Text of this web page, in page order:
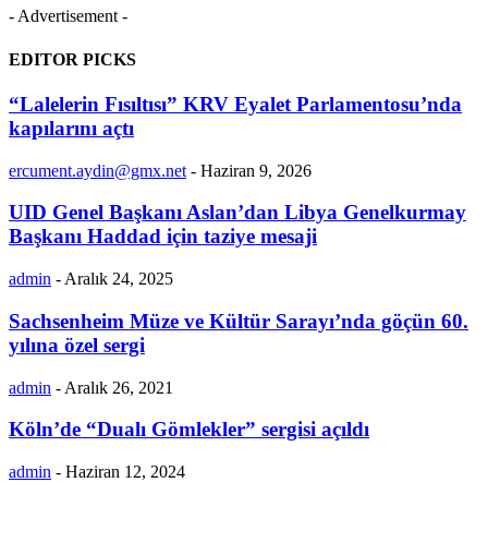
- Advertisement -
EDITOR PICKS
“Lalelerin Fısıltısı” KRV Eyalet Parlamentosu’nda
kapılarını açtı
ercument.aydin@gmx.net - Haziran 9, 2026
UID Genel Başkanı Aslan’dan Libya Genelkurmay
Başkanı Haddad için taziye mesaji
admin - Aralık 24, 2025
Sachsenheim Müze ve Kültür Sarayı’nda göçün 60.
yılına özel sergi
admin - Aralık 26, 2021
Köln’de “Dualı Gömlekler” sergisi açıldı
admin - Haziran 12, 2024